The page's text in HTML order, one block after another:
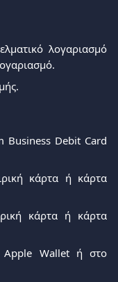
λογαριασμό
Business Debit Card
κάρτα ή κάρτα
κάρτα ή κάρτα
Apple Wallet ή στο